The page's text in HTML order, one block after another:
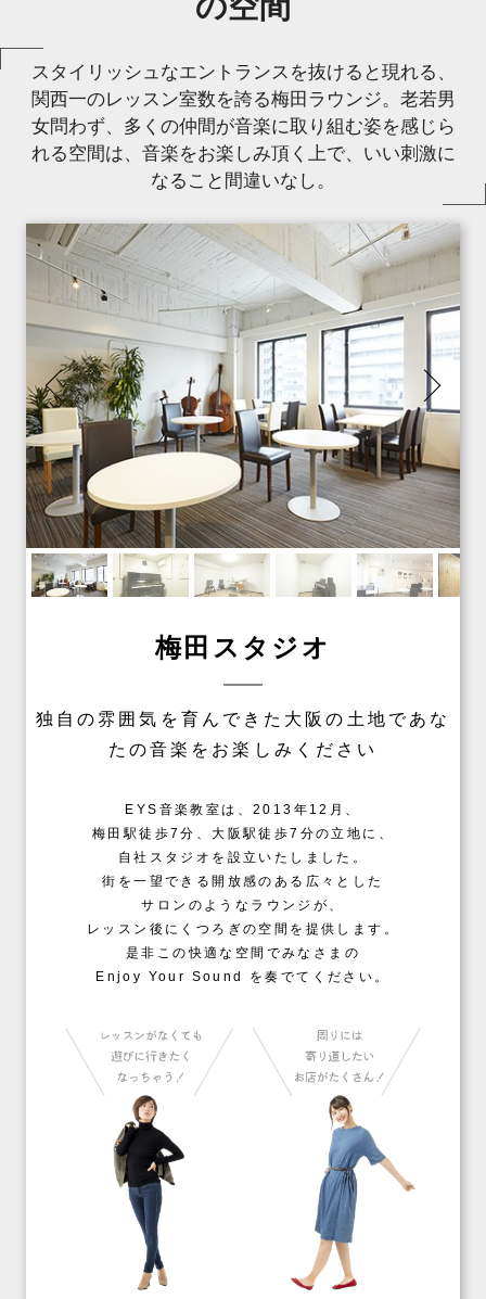
スタイリッシュなエントランスを抜けると現れる、
関西一のレッスン室数を誇る梅田ラウンジ。老若男
女問わず、多くの仲間が音楽に取り組む姿を感じら
れる空間は、音楽をお楽しみ頂く上で、いい刺激に
なること間違いなし。
梅田スタジオ
独自の雰囲気を育んできた大阪の土地であな
たの音楽をお楽しみください
EYS音楽教室は、2013年12月、
梅田駅徒歩7分、大阪駅徒歩7分の立地に、
自社スタジオを設立いたしました。
街を一望できる開放感のある広々とした
サロンのようなラウンジが、
レッスン後にくつろぎの空間を提供します。
是非この快適な空間でみなさまの
Enjoy Your Sound を奏でてください。